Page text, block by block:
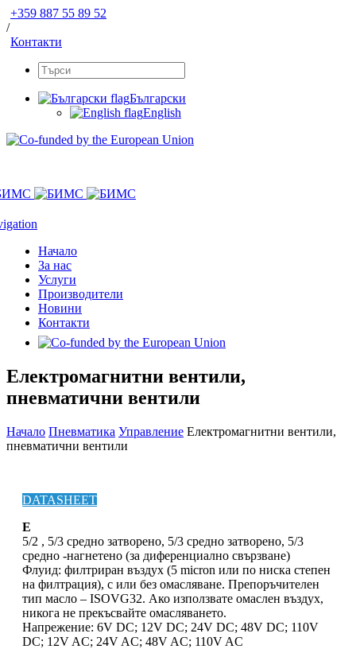
+359 887 55 89 52
/
Контакти
Български
English
Начало
За нас
Услуги
Производители
Новини
Контакти
Електромагнитни вентили,
пневматични вентили
Начало Пневматика Управление Електромагнитни вентили,
пневматични вентили
DATASHEET
E
5/2 , 5/3 средно затворено, 5/3 средно затворено, 5/3
средно -нагнетено (за диференциално свързване)
Флуид: филтриран въздух (5 micron или по ниска степен
на филтрация), с или без омасляване. Препоръчителен
тип масло – ISOVG32. Ако използвате омаслен въздух,
никога не прекъсвайте омасляването.
Напрежение: 6V DC; 12V DC; 24V DC; 48V DC; 110V
DC; 12V AC; 24V AC; 48V AC; 110V AC